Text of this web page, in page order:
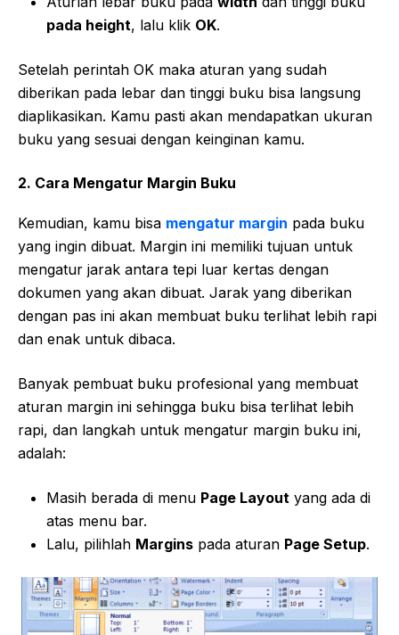
pada height, lalu klik OK.
Setelah perintah OK maka aturan yang sudah
diberikan pada lebar dan tinggi buku bisa langsung
diaplikasikan. Kamu pasti akan mendapatkan ukuran
buku yang sesuai dengan keinginan kamu.
2. Cara Mengatur Margin Buku
Kemudian, kamu bisa mengatur margin pada buku
yang ingin dibuat. Margin ini memiliki tujuan untuk
mengatur jarak antara tepi luar kertas dengan
dokumen yang akan dibuat. Jarak yang diberikan
dengan pas ini akan membuat buku terlihat lebih rapi
dan enak untuk dibaca.
Banyak pembuat buku profesional yang membuat
aturan margin ini sehingga buku bisa terlihat lebih
rapi, dan langkah untuk mengatur margin buku ini,
adalah:
Masih berada di menu Page Layout yang ada di
atas menu bar.
Lalu, pilihlah Margins pada aturan Page Setup.